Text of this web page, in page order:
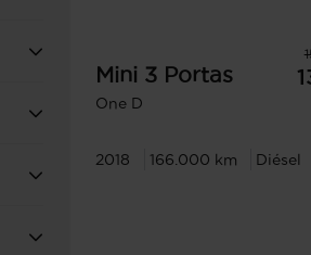
Mini 3 Portas
One D
2018 166.000 km Diésel